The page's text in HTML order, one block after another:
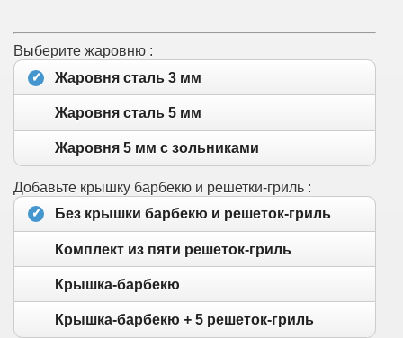
Выберите жаровню :
Жаровня сталь 3 мм
Жаровня сталь 5 мм
Жаровня 5 мм с зольниками
Добавьте крышку барбекю и решетки-гриль :
Без крышки барбекю и решеток-гриль
Комплект из пяти решеток-гриль
Крышка-барбекю
Крышка-барбекю + 5 решеток-гриль